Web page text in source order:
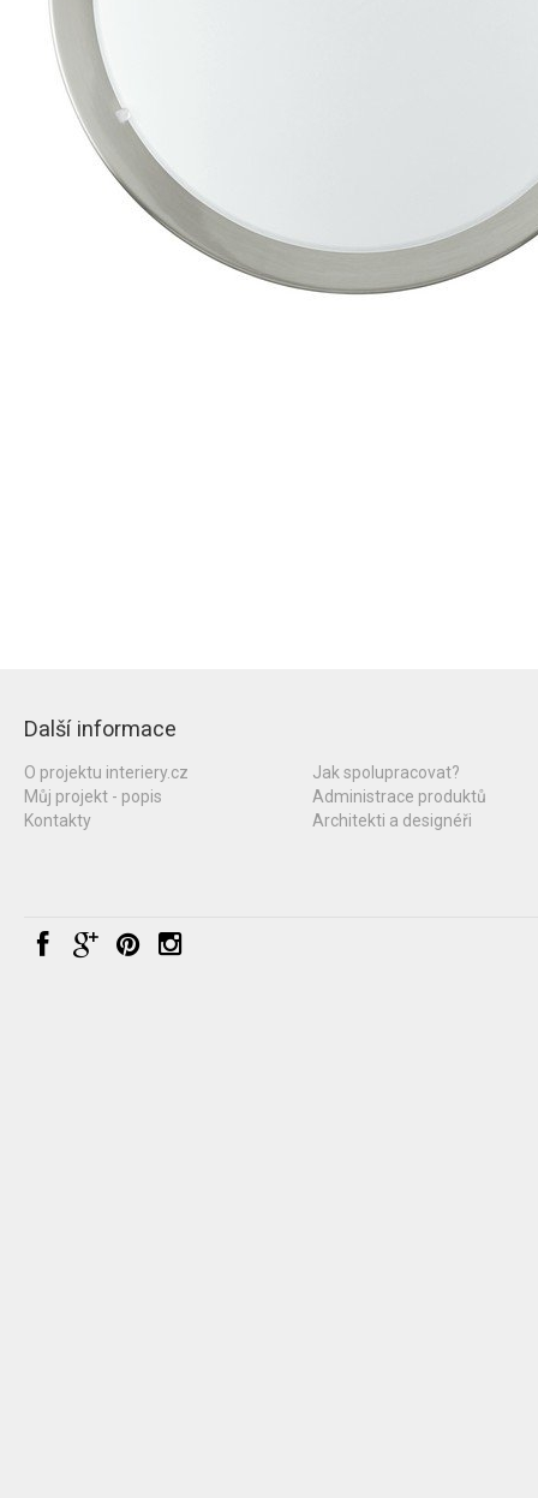
Další informace
O projektu interiery.cz
Můj projekt - popis
Kontakty
Jak spolupracovat?
Administrace produktů
Architekti a designéři